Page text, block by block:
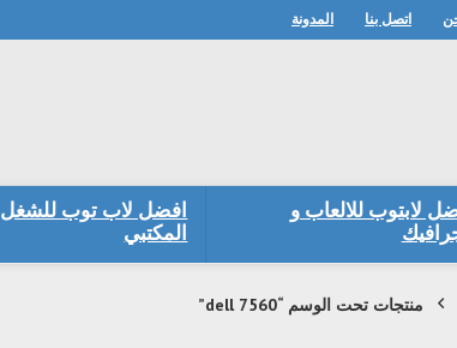
اتصل بنا المدونة
لابتوب للالعاب و
افضل لاب توب للشغل
المكتبي
منتجات تحت الوسم “dell 7560”